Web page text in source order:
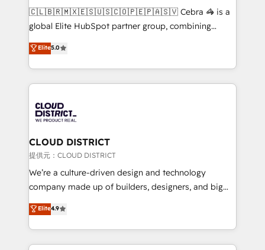
your day-to-day business, you will start to see
results fast. This creates space for growth! Want to
meeting!
🇨🇱🇧🇷🇲🇽🇪🇸🇺🇸🇨🇴🇵🇪🇵🇦🇸🇻 Cebra 🦓 is a
global Elite HubSpot partner group, combining
technology, marketing and media expertise across
Latin America and Southern Europe, with teams
across 9 countries. Born in Chile, we combine local
insight with international reach to help businesses
HubSpot implementations, building end-to-end
solutions that integrate CRM, AI automation, inbound
and loop marketing, content, and digital creativity.
Our multicultural team works in Spanish, Portuguese,
and English to design scalable strategies that drive
measurable growth. 🌎 Highlights: • 10+ years as a
Migration Excellence. • Top 3 Partner of the Year
LATAM 2022, 2023, 2024, 2025. • Partner of the Year
Elite5.0
CLOUD DISTRICT
提供元：CLOUD DISTRICT
We’re a culture-driven design and technology
company made up of builders, designers, and big
thinkers. We blend strategy, design, and
development—always fueled by curiosity—to turn
ideas, opportunities, and challenges into meaningful
experiences. To us, technology is more than just
Elite4.9